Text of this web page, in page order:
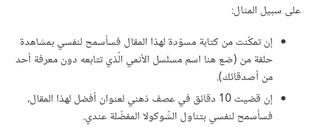
على سبيل المثال:
إن تمكّنت من كتابة مسوّدة لهذا المقال فسأسمح لنفسي بمشاهدة
حلقة من (ضع هنا اسم مسلسل الأنمي الّذي تتابعه دون معرفة أحد
من أصدقائك).
إن قضيت 10 دقائق في عصف ذهني لعنوان أفضل لهذا المقال،
فسأسمح لنفسي بتناول الشّوكولا المفضّلة عندي.